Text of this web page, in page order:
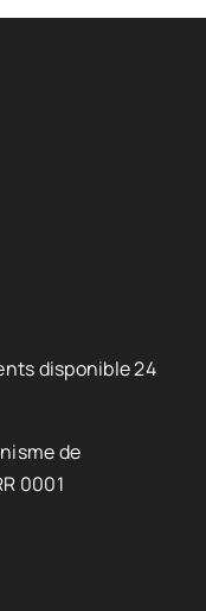
disponible 24
de
0001